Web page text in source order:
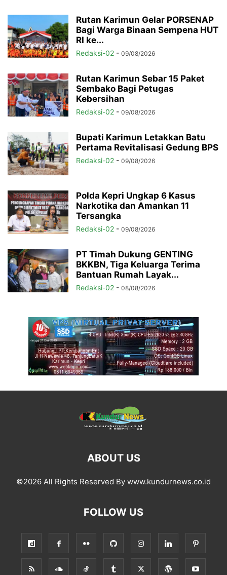
Rutan Karimun Gelar PORSENAP
Bagi Warga Binaan Sempena HUT
RI ke...
Redaksi-02 - 09/08/2026
Rutan Karimun Sebar 15 Paket
Sembako Bagi Petugas
Kebersihan
Redaksi-02 - 09/08/2026
Bupati Karimun Letakkan Batu
Pertama Revitalisasi Gedung BPS
Redaksi-02 - 09/08/2026
Polda Kepri Ungkap 6 Kasus
Narkotika dan Amankan 11
Tersangka
Redaksi-02 - 09/08/2026
PT Timah Dukung GENTING
BKKBN, Tiga Keluarga Terima
Bantuan Rumah Layak...
Redaksi-02 - 08/08/2026
ABOUT US
©2026 All Rights Reserved By www.kundurnews.co.id
FOLLOW US